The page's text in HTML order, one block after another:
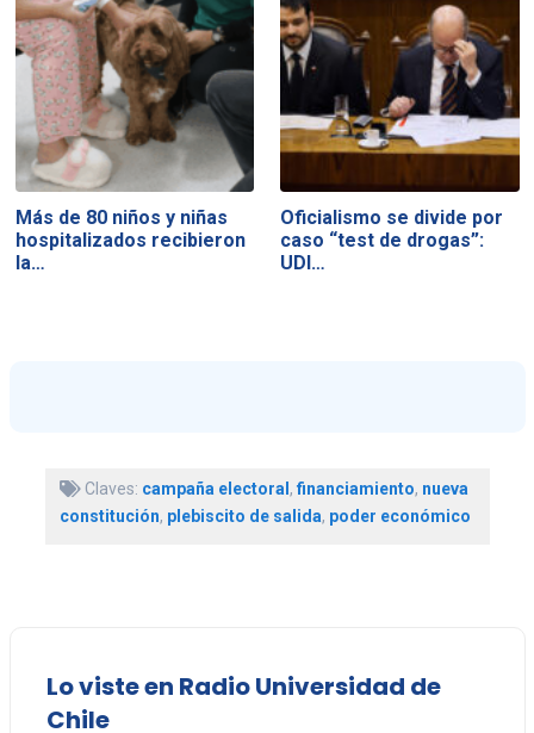
Más de 80 niños y niñas
hospitalizados recibieron
la…
Oficialismo se divide por
caso “test de drogas”:
UDI…
Claves: campaña electoral, financiamiento, nueva
constitución, plebiscito de salida, poder económico
Lo viste en Radio Universidad de
Chile